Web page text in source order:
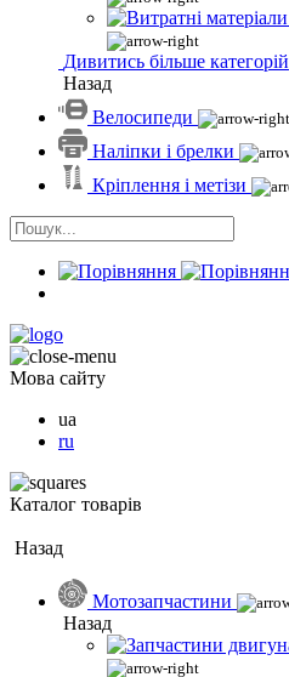
Дивитись більше категорій
Назад
Велосипеди
Наліпки і брелки
Кріплення і метізи
Мова сайту
ua
ru
Каталог товарів
Назад
Мотозапчастини
Назад